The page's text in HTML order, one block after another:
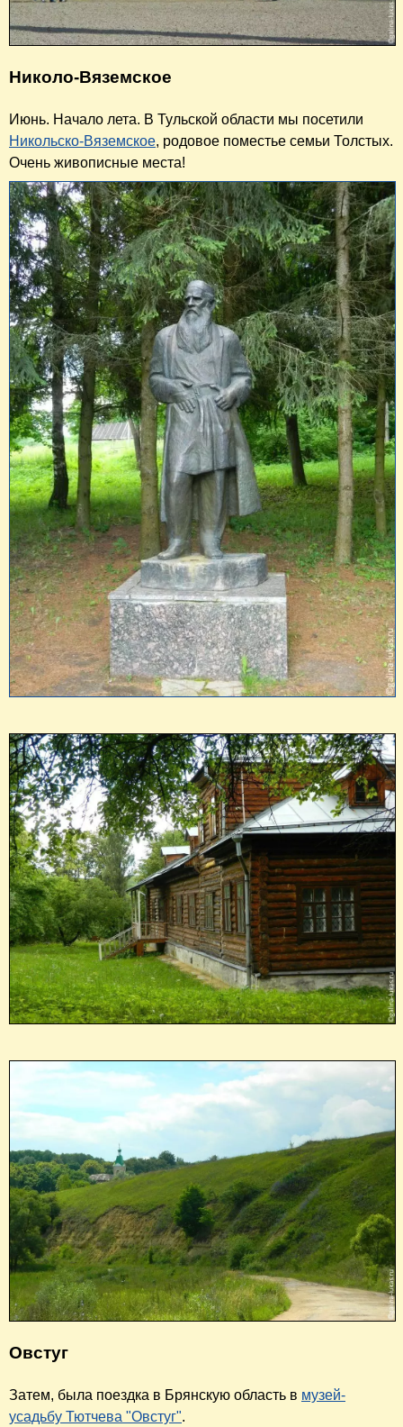
Николо-Вяземское
Июнь. Начало лета. В Тульской области мы посетили
Никольско-Вяземское, родовое поместье семьи Толстых.
Очень живописные места!
Овстуг
Затем, была поездка в Брянскую область в музей-
усадьбу Тютчева "Овстуг".